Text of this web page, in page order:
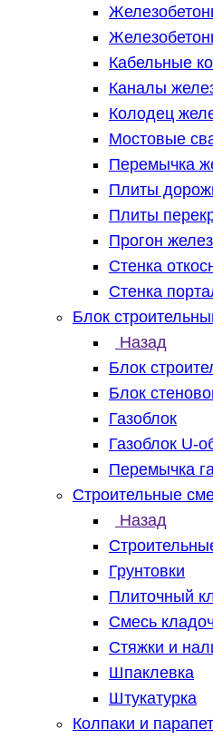
Кабельные
Каналы
Колодец
Мостовые
Перемычка
Плиты
Плиты
Прогон
Стенка
Стенка
Блок
Назад
Блок
Блок
Газоблок
Газоблок U-
Перемычка
Строительные
Назад
Грунтовки
Плиточный
Смесь
Стяжки и
Шпаклевка
Штукатурка
Колпаки и